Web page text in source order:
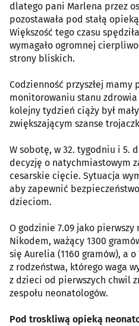
dlatego pani Marlena przez
pozostawała pod stałą
Większość tego czasu
wymagało ogromnej
strony bliskich.
Codzienność przyszłej mamy
monitorowaniu stanu
kolejny tydzień ciąży był
zwiększającym szanse
W sobotę, w 32. tygodniu i 5.
decyzję o natychmiastowym
cesarskie cięcie. Sytuacja
aby zapewnić
dzieciom.
O godzinie 7.09 jako pierwszy
Nikodem, ważący 1300
się Aurelia (1160 gramów), a o
z rodzeństwa, którego waga
z dzieci od pierwszych chwil
zespołu neonatologów.
Pod troskliwą opieką